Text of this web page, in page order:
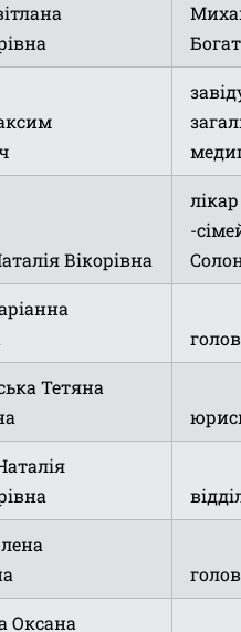
Вікорівна
-
Тетяна
Оксана